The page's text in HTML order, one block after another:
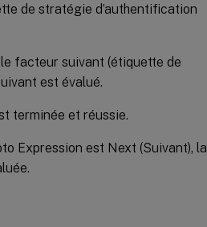
de stratégie d’authentification
facteur suivant (étiquette de
est évalué.
terminée et réussie.
Expression est Next (Suivant), la